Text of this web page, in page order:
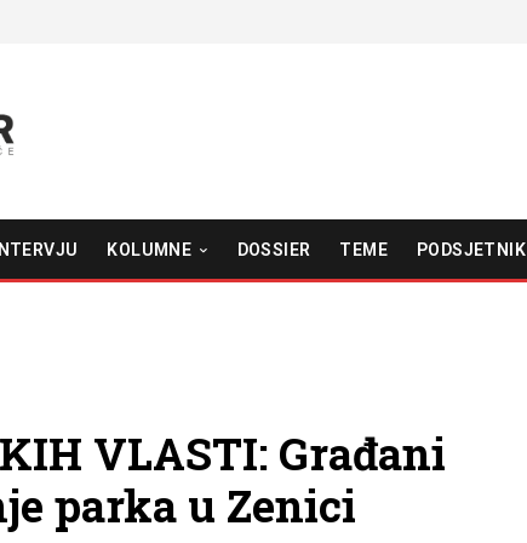
INTERVJU KOLUMNE DOSSIER TEME PODSJETNIK
VLASTI: Građani
parka u Zenici